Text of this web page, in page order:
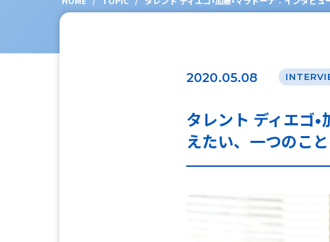
2020.05.08
タレント ディエゴ
えたい、一つのこ